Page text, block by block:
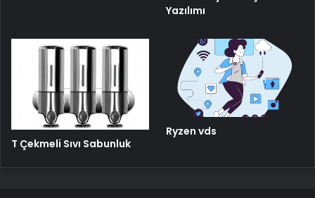
Yazılımı
T Çekmeli Sıvı Sabunluk
Ryzen vds